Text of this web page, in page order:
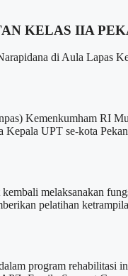
KELAS IIA
di Aula Lapas
Kemenkumham RI
UPT se-kota
melaksanakan
pelatihan
program rehabilitasi